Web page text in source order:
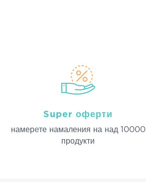
Super оферти
намерeте намаления на над 10000
продукти